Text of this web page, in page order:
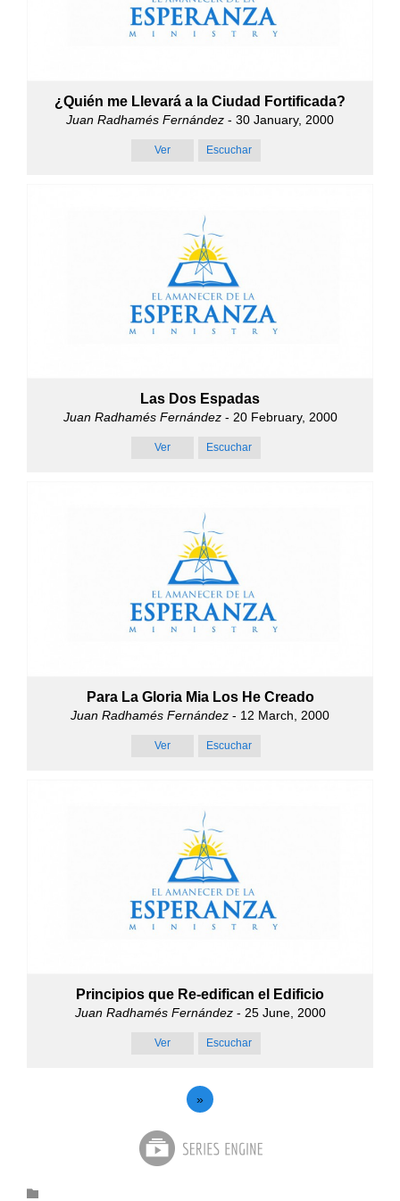
¿Quién me Llevará a la Ciudad Fortificada?
Juan Radhamés Fernández - 30 January, 2000
Ver Escuchar
Las Dos Espadas
Juan Radhamés Fernández- 20 February, 2000
Ver Escuchar
Para La Gloria Mia Los He Creado
Juan Radhamés Fernández - 12 March, 2000
Ver Escuchar
Principios que Re-edifican el Edificio
Juan Radhamés Fernández- 25 June, 2000
Ver Escuchar
»
